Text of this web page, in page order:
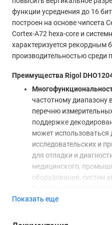
функции усреднения до 16
построен на основе чипсета
Cortex-A72 hexa-core и
характеризуется рекордным
производительностью среди
Преимущества Rigol
частотному диапазону
перечню
поддержке
может использоваться
исследовательских и
для отладки и
медицинского,
оборудования, систем
обеспечивается
Показать еще